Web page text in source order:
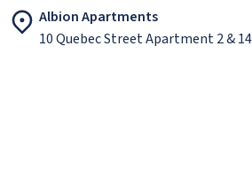
Albion Apartments
10 Quebec Street Apartment 2 &